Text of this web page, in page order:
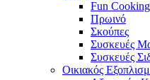
Fun Cooking
Πρωινό
Σκούπες
Συσκευές
Συσκευές
Οικιακός